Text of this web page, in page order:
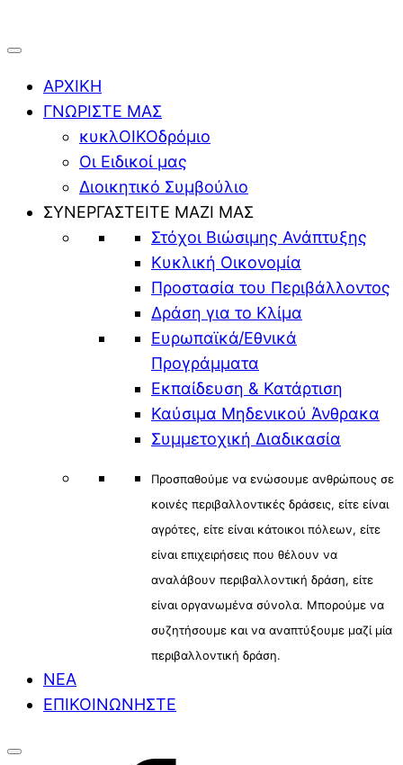
ΑΡΧΙΚΗ
ΓΝΩΡΙΣΤΕ ΜΑΣ
κυκλΟΙΚΟδρόμιο
Οι Ειδικοί μας
Διοικητικό Συμβούλιο
ΣΥΝΕΡΓΑΣΤΕΙΤΕ ΜΑΖΙ ΜΑΣ
Στόχοι Βιώσιμης Ανάπτυξης
Κυκλική Οικονομία
Προστασία του Περιβάλλοντος
Δράση για το Κλίμα
Ευρωπαϊκά/Εθνικά
Προγράμματα
Εκπαίδευση & Κατάρτιση
Καύσιμα Μηδενικού Άνθρακα
Συμμετοχική Διαδικασία
Προσπαθούμε να ενώσουμε ανθρώπους σε
κοινές περιβαλλοντικές δράσεις, είτε είναι
αγρότες, είτε είναι κάτοικοι πόλεων, είτε
είναι επιχειρήσεις που θέλουν να
αναλάβουν περιβαλλοντική δράση, είτε
είναι οργανωμένα σύνολα. Μπορούμε να
συζητήσουμε και να αναπτύξουμε μαζί μία
περιβαλλοντική δράση.
ΝΕΑ
ΕΠΙΚΟΙΝΩΝΗΣΤΕ